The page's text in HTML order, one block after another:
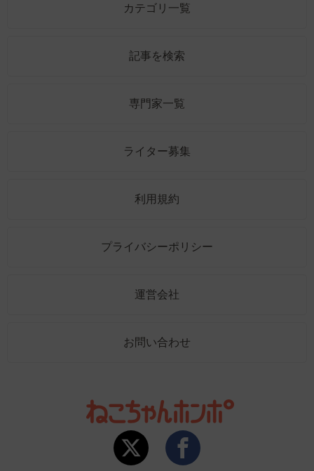
カテゴリ一覧
記事を検索
専門家一覧
ライター募集
利用規約
プライバシーポリシー
運営会社
お問い合わせ